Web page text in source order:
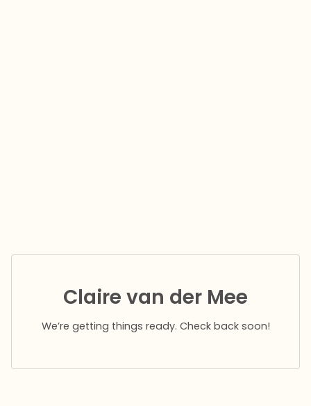
Claire van der Mee
We’re getting things ready. Check back soon!